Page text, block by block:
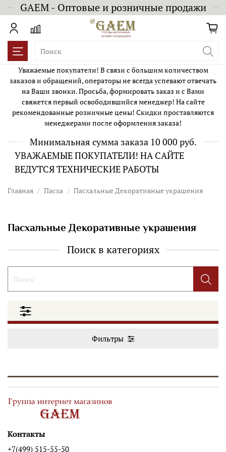
GAEM - Оптовые и розничные продажи
Уважаемые покупатели! В связи с большим количеством
заказов и обращений, операторы не всегда успевают отвечать
на Ваши звонки. Просьба, формировать заказ и с Вами
свяжется первый освободившийся менеджер! На сайте
рекомендованные розничные цены! Скидки проставляются
менеджерами после оформления заказа!
Минимальная сумма заказа 10 000 руб.
УВАЖАЕМЫЕ ПОКУПАТЕЛИ! НА САЙТЕ
ВЕДУТСЯ ТЕХНИЧЕСКИЕ РАБОТЫ
Главная Пасха Пасхальные Декоративные украшения
Пасхальные Декоративные украшения
Поиск в категориях
Фильтры
Контакты
+7(499) 515-55-50